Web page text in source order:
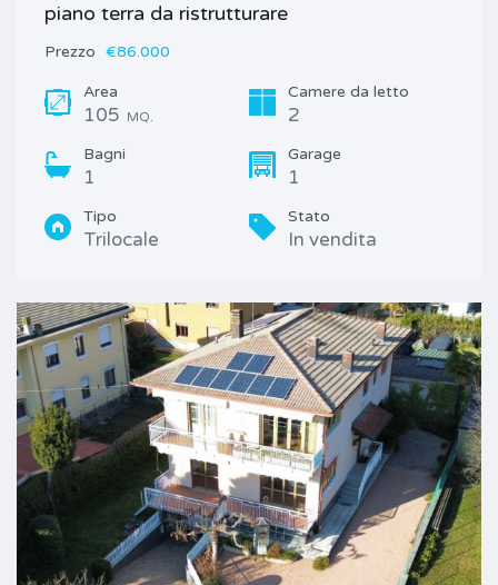
piano terra da ristrutturare
Prezzo €86.000
Area
105 MQ.
Camere da letto
2
Bagni
1
Garage
1
Tipo
Trilocale
Stato
In vendita